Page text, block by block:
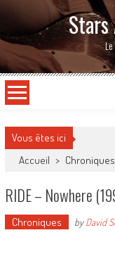
Vous êtes ici
Accueil > Chroniques
RIDE – Nowhere
Chroniques byDavid